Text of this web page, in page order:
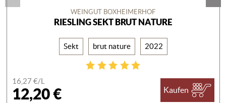
WEINGUT BOXHEIMERHOF
RIESLING SEKT BRUT NATURE
Sekt brut nature 2022
16,27 €/L
12,20 € Kaufen